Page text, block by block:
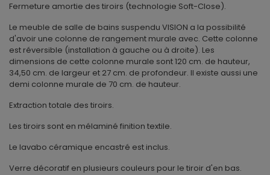
Fermeture amortie des tiroirs (technologie Soft-Close).
Le meuble de salle de bains suspendu VISION a la possibilité
d'avoir une colonne de rangement murale avec. Cette colonne
est réversible (installation à gauche ou à droite). Les
dimensions de cette colonne murale sont 120 cm. de hauteur,
34,50 cm. de largeur et 27 cm. de profondeur. Il existe aussi une
demi colonne murale de 70 cm. de hauteur.
Extraction totale des tiroirs.
Les tiroirs sont en mélaminé finition textile.
Le lavabo céramique encastré est inclus.
Verre décoratif en plusieurs couleurs pour le tiroir d'en bas.